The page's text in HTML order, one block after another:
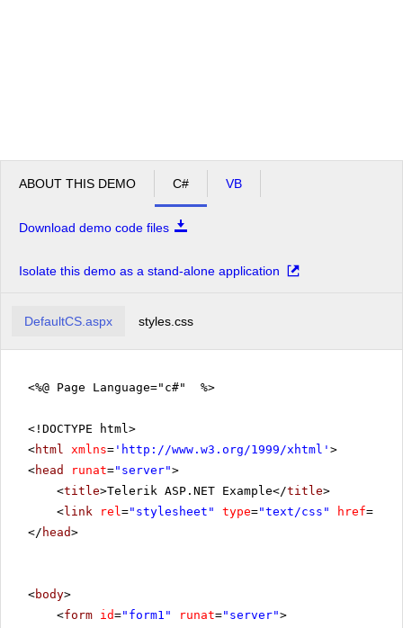
ABOUT THIS DEMO C# VB
Download demo code files
Isolate this demo as a stand-alone application
DefaultCS.aspx styles.css
<%@ Page Language="c#" %>
<!DOCTYPE html>
<html xmlns= ' http://www.w3.org/1999/xhtml ' >
<head runat="server">
<title>Telerik ASP.NET Example</title>
<link rel="stylesheet" type="text/css" href=
</ head>
<body>
<form id="form1" runat="server">